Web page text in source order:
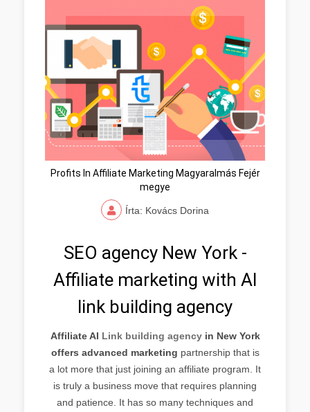
Profits In Affiliate Marketing Magyaralmás Fejér
megye
Írta: Kovács Dorina
SEO agency New York -
Affiliate marketing with AI
link building agency
Affiliate AI Link building agencyin New York
offers advanced marketing partnership that is
a lot more that just joining an affiliate program. It
is truly a business move that requires planning
and patience. It has so many techniques and